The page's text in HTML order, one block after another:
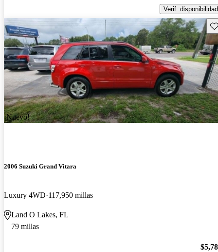
Verif. disponibilidad
¡Nuevo!
2006 Suzuki Grand Vitara
Luxury 4WD 117,950 millas
Land O Lakes, FL
79 millas